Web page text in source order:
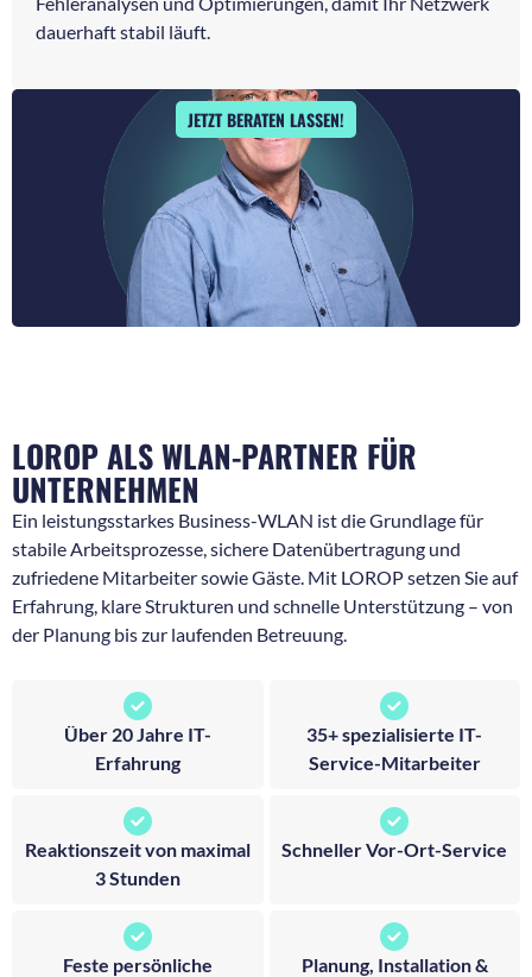
dauerhaft stabil läuft.
JETZT BERATEN LASSEN!
LOROP ALS WLAN-PARTNER FÜR
UNTERNEHMEN
Ein leistungsstarkes Business-WLAN ist die Grundlage für
stabile Arbeitsprozesse, sichere Datenübertragung und
zufriedene Mitarbeiter sowie Gäste. Mit LOROP setzen Sie auf
Erfahrung, klare Strukturen und schnelle Unterstützung – von
der Planung bis zur laufenden Betreuung.
Über 20 Jahre IT-
Erfahrung
35+ spezialisierte IT-
Service-Mitarbeiter
Reaktionszeit von maximal
3 Stunden
Schneller Vor-Ort-Service
Feste persönliche
Planung, Installation &